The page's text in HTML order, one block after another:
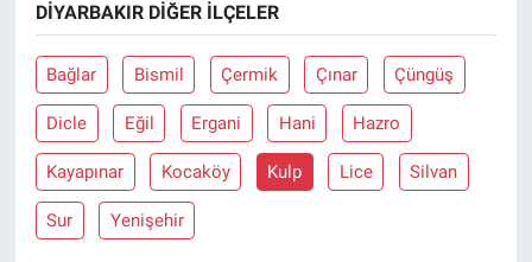
DIYARBAKIR DIĞER İLÇELER
Bağlar Bismil Çermik Çınar Çüngüş
Dicle Eğil Ergani Hani Hazro
Kayapınar Kocaköy Kulp Lice Silvan
Sur Yenişehir